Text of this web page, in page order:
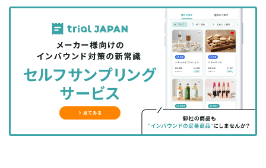
記
を
シ
ェ
る
記
事
を
シ
ェ
ア
す
る
な
ッ
ク
マ
に
記
事
を
購
読
す
る
マ
ガ
登
録
す
る